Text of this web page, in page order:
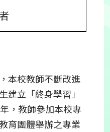
者
本校教師不斷改進
建立「終身學習」
，教師參加本校專
育團體舉辦之專業